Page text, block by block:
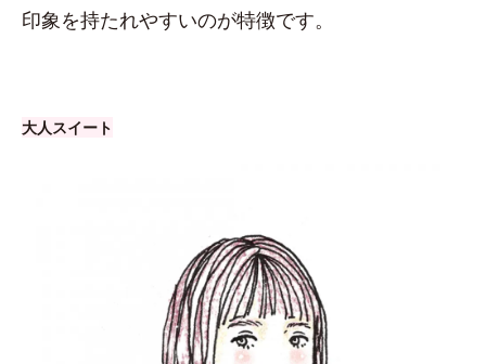
印象を持たれやすいのが特徴です。
大人スイート